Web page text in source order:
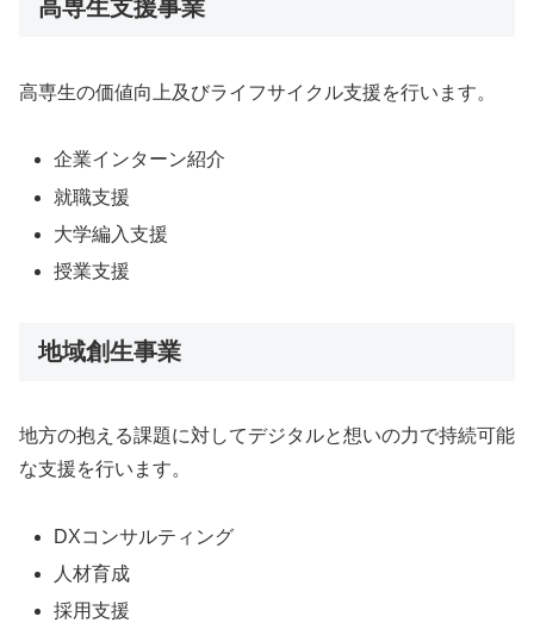
高専生支援事業
高専生の価値向上及びライフサイクル支援を行います。
企業インターン紹介
就職支援
大学編入支援
授業支援
地域創生事業
地方の抱える課題に対してデジタルと想いの力で持続可能
な支援を行います。
DXコンサルティング
人材育成
採用支援